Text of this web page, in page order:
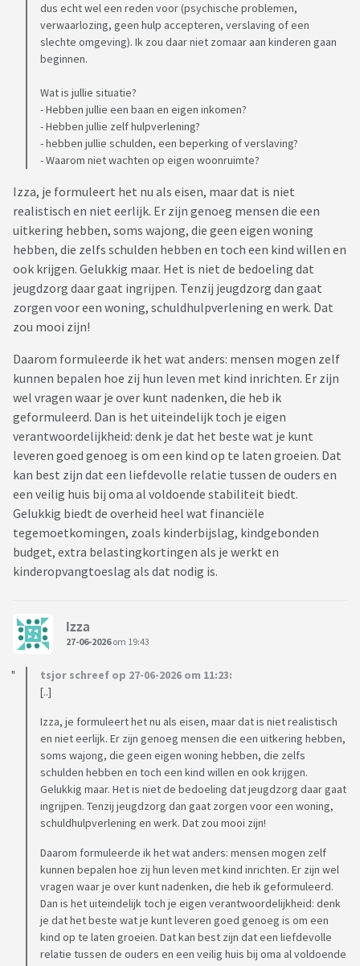
dus echt wel een reden voor (psychische problemen,
verwaarlozing, geen hulp accepteren, verslaving of een
slechte omgeving). Ik zou daar niet zomaar aan kinderen gaan
beginnen.
Wat is jullie situatie?
- Hebben jullie een baan en eigen inkomen?
- Hebben jullie zelf hulpverlening?
- hebben jullie schulden, een beperking of verslaving?
- Waarom niet wachten op eigen woonruimte?
Izza, je formuleert het nu als eisen, maar dat is niet
realistisch en niet eerlijk. Er zijn genoeg mensen die een
uitkering hebben, soms wajong, die geen eigen woning
hebben, die zelfs schulden hebben en toch een kind willen en
ook krijgen. Gelukkig maar. Het is niet de bedoeling dat
jeugdzorg daar gaat ingrijpen. Tenzij jeugdzorg dan gaat
zorgen voor een woning, schuldhulpverlening en werk. Dat
zou mooi zijn!
Daarom formuleerde ik het wat anders: mensen mogen zelf
kunnen bepalen hoe zij hun leven met kind inrichten. Er zijn
wel vragen waar je over kunt nadenken, die heb ik
geformuleerd. Dan is het uiteindelijk toch je eigen
verantwoordelijkheid: denk je dat het beste wat je kunt
leveren goed genoeg is om een kind op te laten groeien. Dat
kan best zijn dat een liefdevolle relatie tussen de ouders en
een veilig huis bij oma al voldoende stabiliteit biedt.
Gelukkig biedt de overheid heel wat financiële
tegemoetkomingen, zoals kinderbijslag, kindgebonden
budget, extra belastingkortingen als je werkt en
kinderopvangtoeslag als dat nodig is.
Izza
27-06-2026om 19:43
tsjor schreef op 27-06-2026 om 11:23:
[..]
Izza, je formuleert het nu als eisen, maar dat is niet realistisch
en niet eerlijk. Er zijn genoeg mensen die een uitkering hebben,
soms wajong, die geen eigen woning hebben, die zelfs
schulden hebben en toch een kind willen en ook krijgen.
Gelukkig maar. Het is niet de bedoeling dat jeugdzorg daar gaat
ingrijpen. Tenzij jeugdzorg dan gaat zorgen voor een woning,
schuldhulpverlening en werk. Dat zou mooi zijn!
Daarom formuleerde ik het wat anders: mensen mogen zelf
kunnen bepalen hoe zij hun leven met kind inrichten. Er zijn wel
vragen waar je over kunt nadenken, die heb ik geformuleerd.
Dan is het uiteindelijk toch je eigen verantwoordelijkheid: denk
je dat het beste wat je kunt leveren goed genoeg is om een
kind op te laten groeien. Dat kan best zijn dat een liefdevolle
relatie tussen de ouders en een veilig huis bij oma al voldoende